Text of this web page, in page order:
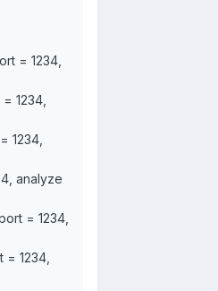
= 1234,
1234,
1234,
analyze
= 1234,
= 1234,